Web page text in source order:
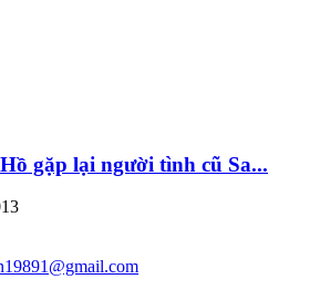
gặp lại người tình cũ Sa...